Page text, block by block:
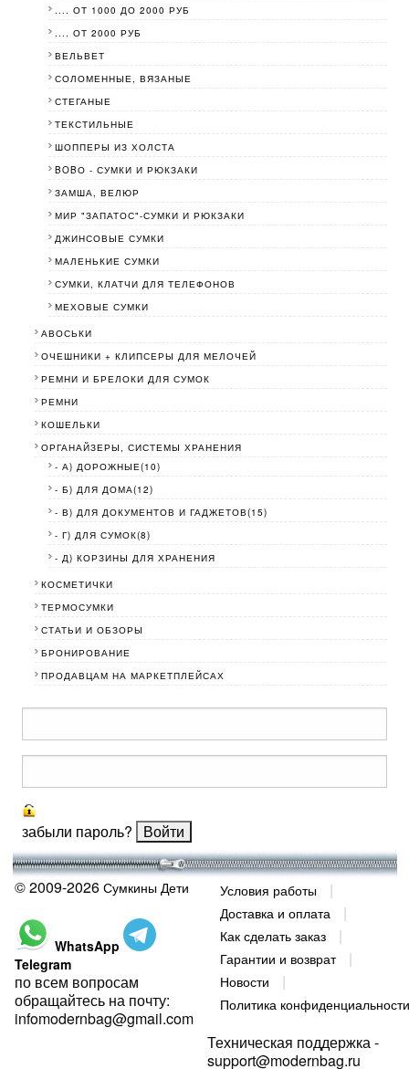
.... ОТ 1000 ДО 2000 РУБ
.... ОТ 2000 РУБ
ВЕЛЬВЕТ
СОЛОМЕННЫЕ, ВЯЗАНЫЕ
СТЕГАНЫЕ
ТЕКСТИЛЬНЫЕ
ШОППЕРЫ ИЗ ХОЛСТА
BOBО - СУМКИ И РЮКЗАКИ
ЗАМША, ВЕЛЮР
МИР "ЗАПАТОС"-СУМКИ И РЮКЗАКИ
ДЖИНСОВЫЕ СУМКИ
МАЛЕНЬКИЕ СУМКИ
СУМКИ, КЛАТЧИ ДЛЯ ТЕЛЕФОНОВ
МЕХОВЫЕ СУМКИ
АВОСЬКИ
ОЧЕШНИКИ + КЛИПСЕРЫ ДЛЯ МЕЛОЧЕЙ
РЕМНИ И БРЕЛОКИ ДЛЯ СУМОК
РЕМНИ
КОШЕЛЬКИ
ОРГАНАЙЗЕРЫ, СИСТЕМЫ ХРАНЕНИЯ
- А) ДОРОЖНЫЕ(10)
- Б) ДЛЯ ДОМА(12)
- В) ДЛЯ ДОКУМЕНТОВ И ГАДЖЕТОВ(15)
- Г) ДЛЯ СУМОК(8)
- Д) КОРЗИНЫ ДЛЯ ХРАНЕНИЯ
КОСМЕТИЧКИ
ТЕРМОСУМКИ
СТАТЬИ И ОБЗОРЫ
БРОНИРОВАНИЕ
ПРОДАВЦАМ НА МАРКЕТПЛЕЙСАХ
забыли пароль?
© 2009-2026 Сумкины Дети
WhatsApp
Telegram
по всем вопросам
обращайтесь на почту:
infomodernbag@gmail.com
Условия работы
Доставка и оплата
Как сделать заказ
Гарантии и возврат
Новости
Политика конфиденциальности
Техническая поддержка -
support@modernbag.ru